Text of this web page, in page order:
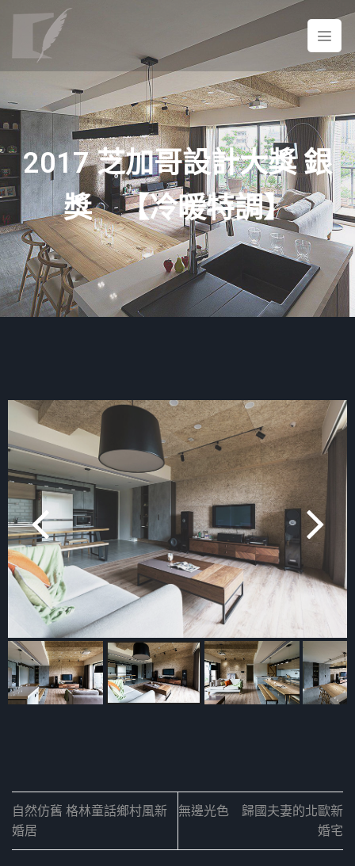
2017 芝加哥設計大獎 銀
獎 【冷暖特調】
自然仿舊 格林童話鄉村風新
婚居
無邊光色 歸國夫妻的北歐新
婚宅